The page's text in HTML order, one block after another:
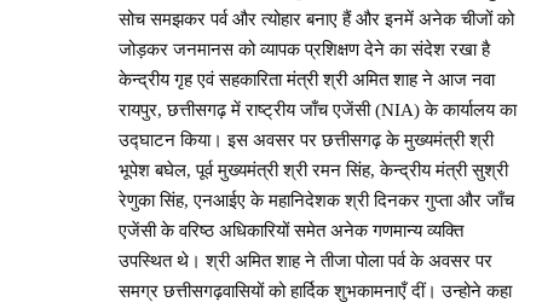
सोच समझकर पर्व और त्योहार बनाए हैं और इनमें अनेक चीजों को
जोड़कर जनमानस को व्यापक प्रशिक्षण देने का संदेश रखा है
केन्द्रीय गृह एवं सहकारिता मंत्री श्री अमित शाह ने आज नवा
रायपुर, छत्तीसगढ़ में राष्ट्रीय जाँच एजेंसी (NIA) के कार्यालय का
उद्घाटन किया। इस अवसर पर छत्तीसगढ़ के मुख्यमंत्री श्री
भूपेश बघेल, पूर्व मुख्यमंत्री श्री रमन सिंह, केन्द्रीय मंत्री सुश्री
रेणुका सिंह, एनआईए के महानिदेशक श्री दिनकर गुप्ता और जाँच
एजेंसी के वरिष्ठ अधिकारियों समेत अनेक गणमान्य व्यक्ति
उपस्थित थे। श्री अमित शाह ने तीजा पोला पर्व के अवसर पर
समग्र छत्तीसगढ़वासियों को हार्दिक शुभकामनाएँ दीं। उन्होने कहा